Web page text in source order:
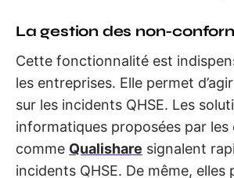
La gestion des non-
Cette fonctionnalité est
les entreprises. Elle permet
sur les incidents QHSE. Les
informatiques proposées par les
comme Qualishare signalent
incidents QHSE. De même, elles